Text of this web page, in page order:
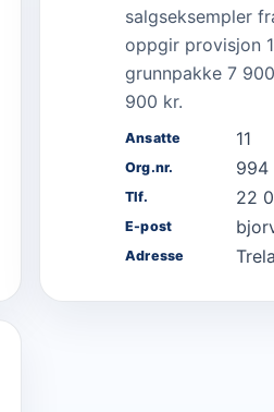
salgseksempler
oppgir provisjon
grunnpakke 7
900 kr.
Ansatte 11
Org.nr. 994
Tlf. 22
E-post
Adresse